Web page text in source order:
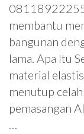
08118922255
membantu
bangunan
lama. Apa Itu
material
menutup
pemasangan
…